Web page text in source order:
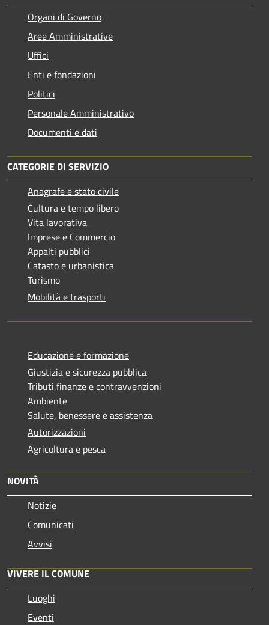
Organi di Governo
Aree Amministrative
Uffici
Enti e fondazioni
Politici
Personale Amministrativo
Documenti e dati
CATEGORIE DI SERVIZIO
Anagrafe e stato civile
Cultura e tempo libero
Vita lavorativa
Imprese e Commercio
Appalti pubblici
Catasto e urbanistica
Turismo
Mobilità e trasporti
Educazione e formazione
Giustizia e sicurezza pubblica
Tributi,finanze e contravvenzioni
Ambiente
Salute, benessere e assistenza
Autorizzazioni
Agricoltura e pesca
NOVITÀ
Notizie
Comunicati
Avvisi
VIVERE IL COMUNE
Luoghi
Eventi